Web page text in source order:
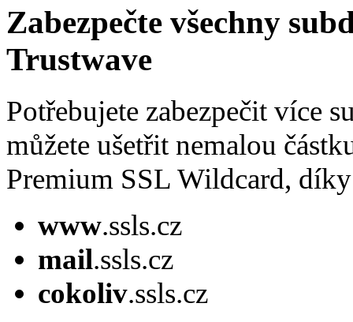
Zabezpečte všechny
Trustwave
Potřebujete zabezpečit více
můžete ušetřit nemalou
Premium SSL Wildcard,
www.ssls.cz
mail.ssls.cz
cokoliv.ssls.cz